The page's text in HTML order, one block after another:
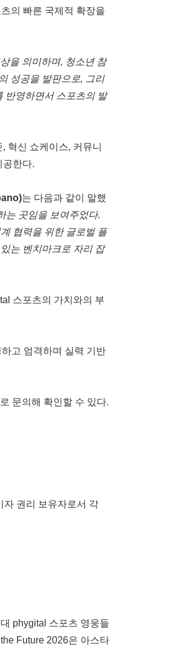
의 빠른 국제적 확장을
을 의미하며, 청소년 참
성공을 발판으로, 그리
반영하면서 스포츠의 발
혁신 쇼케이스, 커뮤니
공한다.
는 다음과 같이 말했
는 곳임을 보여주었다.
협력을 위한 글로벌 플
는 벤치마크로 자리 잡
스포츠의 가치와의 부
고 엄격하며 실력 기반
문의해 확인할 수 있다.
자 권리 보유자로서 각
phygital 스포츠 영웅들
Future 2026은 아스타